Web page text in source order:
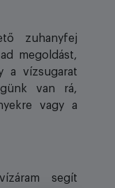
zuhanyfej
megoldást,
a vízsugarat
van rá,
vagy a
segít